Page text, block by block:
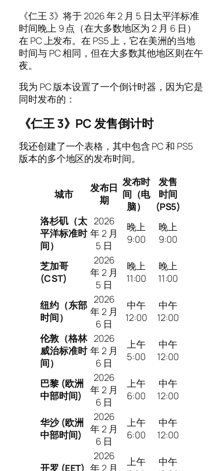
《仁王 3》将于 2026 年 2 月 5 日太平洋标准
时间晚上 9 点（在大多数地区为 2 月 6 日）
在 PC 上发布。在 PS5 上，它在美洲的当地
时间与 PC 相同，但在大多数其他地区则在午
夜。
我为 PC 版本设置了一个倒计时器，因为它是
同时发布的：
《仁王 3》PC 发售倒计时
我还创建了一个表格，其中包含 PC 和 PS5
版本的多个地区的发布时间。
城市
发布日
期
发布时
间（电
脑）
发售
时间
(PS5)
洛杉矶（太
平洋标准时
间）
2026
年 2 月
5 日
晚上
9:00
晚上
9:00
芝加哥
(CST)
2026
年 2 月
5 日
晚上
11:00
晚上
11:00
纽约（东部
时间）
2026
年 2 月
6 日
中午
12:00
中午
12:00
伦敦（格林
威治标准时
间）
2026
年 2 月
6 日
上午
5:00
中午
12:00
巴黎 (欧洲
中部时间)
2026
年 2 月
6 日
上午
6:00
中午
12:00
华沙 (欧洲
中部时间)
2026
年 2 月
6 日
上午
6:00
中午
12:00
开罗 (EET)
2026
年 2 月
上午
中午